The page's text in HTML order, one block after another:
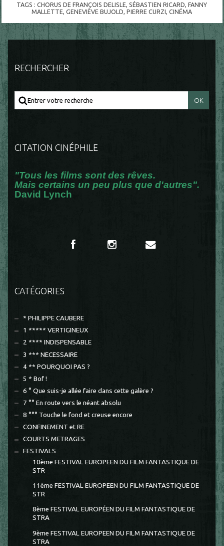
TAGS :CHORUS DE FRANÇOIS DELISLE,SÉBASTIEN RICARD,FANNY
MALLETTE,GENEVIÈVE BUJOLD,PIERRE CURZI,CINÉMA
RECHERCHER
CITATION CINÉPHILE
"Tous les films sont des rêves.
Mais certains un peu plus que d'autres".
David Lynch
CATÉGORIES
* PHILIPPE CAUBERE
1 ***** VERTIGINEUX
2 **** INDISPENSABLE
3 *** NECESSAIRE
4 ** POURQUOI PAS ?
5 * Bof !
6 ° Que suis-je allée faire dans cette galère ?
7 °° En route vers le néant absolu
8 °°° Touche le fond et creuse encore
CONFINEMENT et RE
COURTS METRAGES
FESTIVALS
10ème FESTIVAL EUROPEEN DU FILM FANTASTIQUE DE
STR
11ème FESTIVAL EUROPEEN DU FILM FANTASTIQUE DE
STR
8ème FESTIVAL EUROPÉEN DU FILM FANTASTIQUE DE
STRA
9ème FESTIVAL EUROPEEN DU FILM FANTASTIQUE DE
STRA